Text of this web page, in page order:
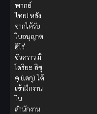
พากย์
ไทย! หลัง
จากได้รับ
ใบอนุญาต
ฮีโร่
ชั่วคราว มิ
โดริยะ อิซุ
คุ (เดกุ)ได้
เข้าฝึกงาน
ใน
สำนักงาน